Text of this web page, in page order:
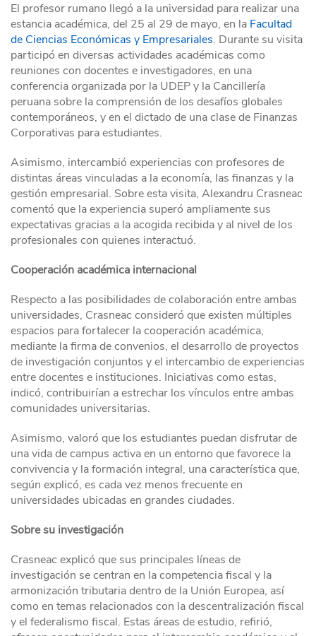
El profesor rumano llegó a la universidad para realizar una
estancia académica, del 25 al 29 de mayo, en la Facultad
de Ciencias Económicas y Empresariales. Durante su visita
participó en diversas actividades académicas como
reuniones con docentes e investigadores, en una
conferencia organizada por la UDEP y la Cancillería
peruana sobre la comprensión de los desafíos globales
contemporáneos, y en el dictado de una clase de Finanzas
Corporativas para estudiantes.
Asimismo, intercambió experiencias con profesores de
distintas áreas vinculadas a la economía, las finanzas y la
gestión empresarial. Sobre esta visita, Alexandru Crasneac
comentó que la experiencia superó ampliamente sus
expectativas gracias a la acogida recibida y al nivel de los
profesionales con quienes interactuó.
Cooperación académica internacional
Respecto a las posibilidades de colaboración entre ambas
universidades, Crasneac consideró que existen múltiples
espacios para fortalecer la cooperación académica,
mediante la firma de convenios, el desarrollo de proyectos
de investigación conjuntos y el intercambio de experiencias
entre docentes e instituciones. Iniciativas como estas,
indicó, contribuirían a estrechar los vínculos entre ambas
comunidades universitarias.
Asimismo, valoró que los estudiantes puedan disfrutar de
una vida de campus activa en un entorno que favorece la
convivencia y la formación integral, una característica que,
según explicó, es cada vez menos frecuente en
universidades ubicadas en grandes ciudades.
Sobre su investigación
Crasneac explicó que sus principales líneas de
investigación se centran en la competencia fiscal y la
armonización tributaria dentro de la Unión Europea, así
como en temas relacionados con la descentralización fiscal
y el federalismo fiscal. Estas áreas de estudio, refirió,